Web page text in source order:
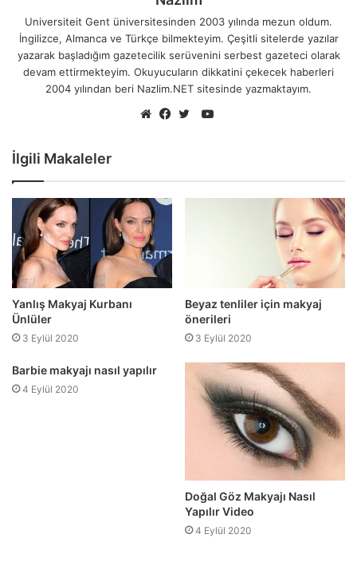
Universiteit Gent üniversitesinden 2003 yılında mezun oldum.
İngilizce, Almanca ve Türkçe bilmekteyim. Çeşitli sitelerde yazılar
yazarak başladığım gazetecilik serüvenini serbest gazeteci olarak
devam ettirmekteyim. Okuyucuların dikkatini çekecek haberleri
2004 yılından beri Nazlim.NET sitesinde yazmaktayım.
YouTube
İlgili Makaleler
Yanlış Makyaj Kurbanı
Ünlüler
3 Eylül 2020
Beyaz tenliler için makyaj
önerileri
3 Eylül 2020
Barbie makyajı nasıl yapılır
4 Eylül 2020
Doğal Göz Makyajı Nasıl
Yapılır Video
4 Eylül 2020